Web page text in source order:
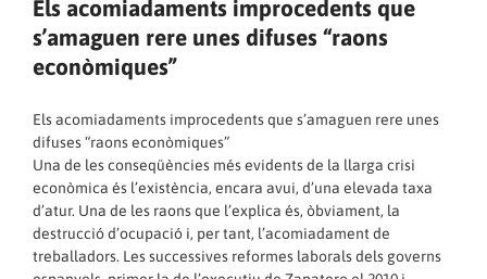
Els acomiadaments improcedents que
s’amaguen rere unes difuses “raons
econòmiques”
Els acomiadaments improcedents que s’amaguen rere unes
difuses “raons econòmiques”
Una de les conseqüències més evidents de la llarga crisi
econòmica és l’existència, encara avui, d’una elevada taxa
d’atur. Una de les raons que l’explica és, òbviament, la
destrucció d’ocupació i, per tant, l’acomiadament de
treballadors. Les successives reformes laborals dels governs